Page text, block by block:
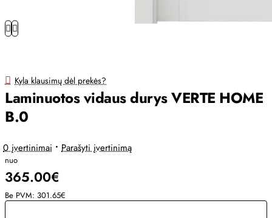
Kyla klausimų dėl prekės?
Laminuotos vidaus durys VERTE HOME
B.0
0 įvertinimai • Parašyti įvertinimą
nuo
365.00€
Be PVM: 301.65€